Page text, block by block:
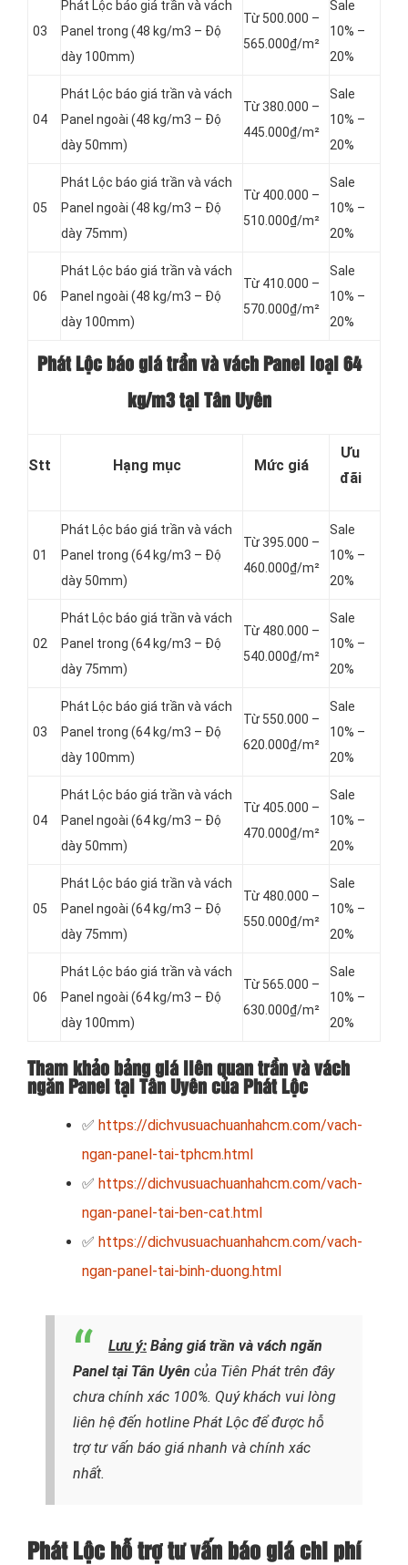
03
Phát Lộc báo giá trần và vách
Panel trong (48 kg/m3 – Độ
dày 100mm)
Từ 500.000 –
565.000₫/m²
Sale
10% –
20%
04
Phát Lộc báo giá trần và vách
Panel ngoài (48 kg/m3 – Độ
dày 50mm)
Từ 380.000 –
445.000₫/m²
Sale
10% –
20%
05
Phát Lộc báo giá trần và vách
Panel ngoài (48 kg/m3 – Độ
dày 75mm)
Từ 400.000 –
510.000₫/m²
Sale
10% –
20%
06
Phát Lộc báo giá trần và vách
Panel ngoài (48 kg/m3 – Độ
dày 100mm)
Từ 410.000 –
570.000₫/m²
Sale
10% –
20%
Phát Lộc báo giá trần và vách Panel loại 64
kg/m3 tại Tân Uyên
Stt Hạng mục Mức giá
Ưu
đãi
01
Phát Lộc báo giá trần và vách
Panel trong (64 kg/m3 – Độ
dày 50mm)
Từ 395.000 –
460.000₫/m²
Sale
10% –
20%
02
Phát Lộc báo giá trần và vách
Panel trong (64 kg/m3 – Độ
dày 75mm)
Từ 480.000 –
540.000₫/m²
Sale
10% –
20%
03
Phát Lộc báo giá trần và vách
Panel trong (64 kg/m3 – Độ
dày 100mm)
Từ 550.000 –
620.000₫/m²
Sale
10% –
20%
04
Phát Lộc báo giá trần và vách
Panel ngoài (64 kg/m3 – Độ
dày 50mm)
Từ 405.000 –
470.000₫/m²
Sale
10% –
20%
05
Phát Lộc báo giá trần và vách
Panel ngoài (64 kg/m3 – Độ
dày 75mm)
Từ 480.000 –
550.000₫/m²
Sale
10% –
20%
06
Phát Lộc báo giá trần và vách
Panel ngoài (64 kg/m3 – Độ
dày 100mm)
Từ 565.000 –
630.000₫/m²
Sale
10% –
20%
Tham khảo bảng giá liên quan trần và vách
ngăn Panel tại Tân Uyên của Phát Lộc
✅ https://dichvusuachuanhahcm.com/vach-
ngan-panel-tai-tphcm.html
✅ https://dichvusuachuanhahcm.com/vach-
ngan-panel-tai-ben-cat.html
✅ https://dichvusuachuanhahcm.com/vach-
ngan-panel-tai-binh-duong.html
Lưu ý: Bảng giá trần và vách ngăn
Panel tại Tân Uyên của Tiên Phát trên đây
chưa chính xác 100%. Quý khách vui lòng
liên hệ đến hotline Phát Lộc để được hỗ
trợ tư vấn báo giá nhanh và chính xác
nhất.
Phát Lộc hỗ trợ tư vấn báo giá chi phí